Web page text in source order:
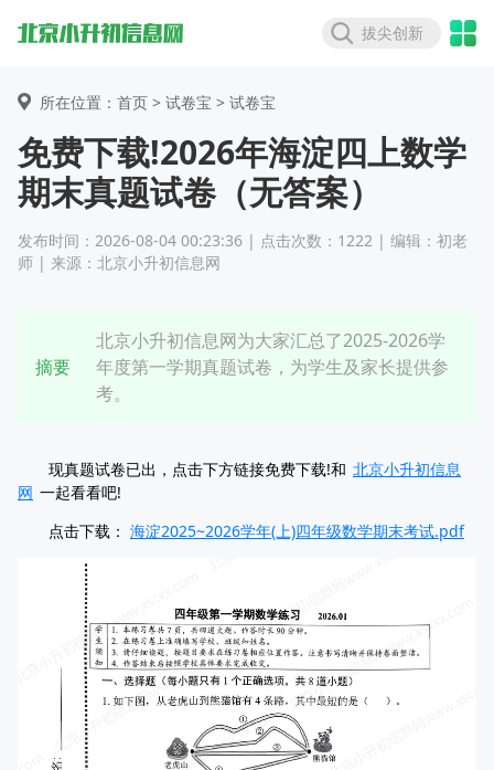
拔尖创新
所在位置：首页 > 试卷宝 > 试卷宝
免费下载!2026年海淀四上数学
期末真题试卷（无答案）
发布时间：2026-08-04 00:23:36 | 点击次数：1222 | 编辑：初老
师 | 来源：北京小升初信息网
摘要
北京小升初信息网为大家汇总了2025-2026学
年度第一学期真题试卷，为学生及家长提供参
考。
现真题试卷已出，点击下方链接免费下载!和 北京小升初信息
网 一起看看吧!
点击下载： 海淀2025~2026学年(上)四年级数学期末考试.pdf